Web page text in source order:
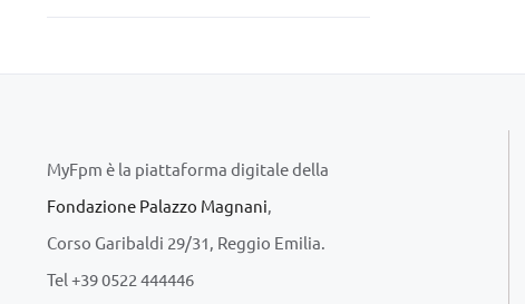
MyFpm è la piattaforma digitale della
Fondazione Palazzo Magnani
Corso Garibaldi 29/31, Reggio Emilia.
Tel +39 0522 444446